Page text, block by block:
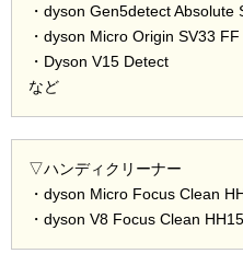
・dyson Gen5detect Absolute
・dyson Micro Origin SV33 FF
・Dyson V15 Detect
など
▽ハンディクリーナー
・dyson Micro Focus Clean
・dyson V8 Focus Clean HH15